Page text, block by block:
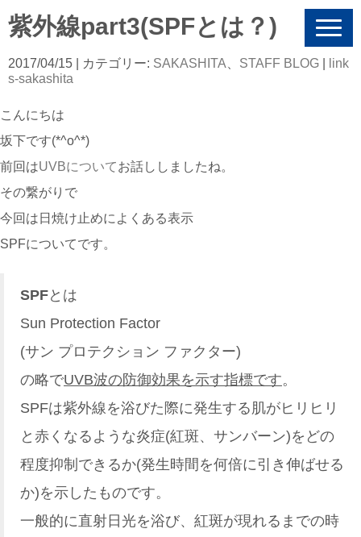
N
v
i
紫外線part3(SPFとは？)
2017/04/15 | カテゴリー: SAKASHITA STAFF BLOG
link
s-sakashita
こんにちは
坂下です(*^o^*)
前回はUVBについてお話ししましたね。
その繋がりで
今回は日焼け止めによくある表示
SPFについてです。
SPFとは
Sun Protection Factor
(サン プロテクション ファクター)
の略でUVB波の防御効果を示す指標です。
SPFは紫外線を浴びた際に発生する肌がヒリヒリ
と赤くなるような炎症(紅斑、サンバーン)をどの
程度抑制できるか(発生時間を何倍に引き伸ばせる
か)を示したものです。
一般的に直射日光を浴び、紅斑が現れるまでの時